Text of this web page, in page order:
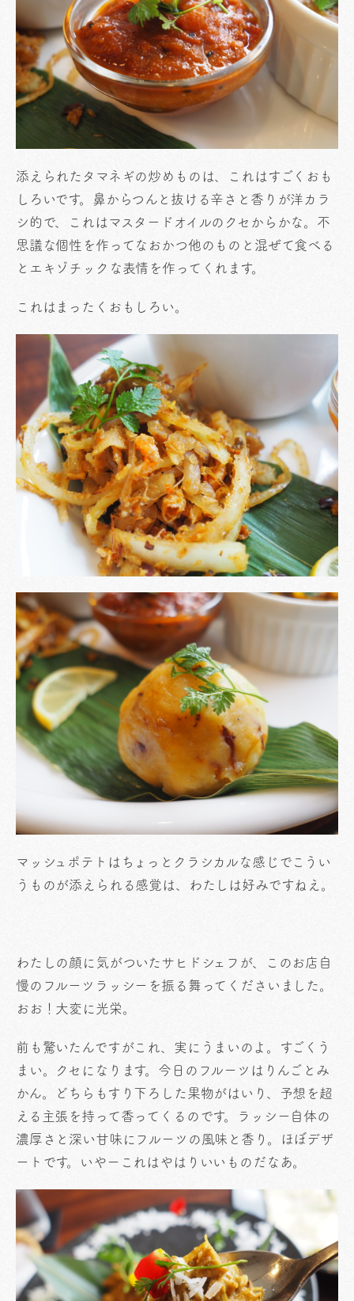
添えられたタマネギの炒めものは、これはすごくおも
しろいです。鼻からつんと抜ける辛さと香りが洋カラ
シ的で、これはマスタードオイルのクセからかな。不
思議な個性を作ってなおかつ他のものと混ぜて食べる
とエキゾチックな表情を作ってくれます。
これはまったくおもしろい。
マッシュポテトはちょっとクラシカルな感じでこうい
うものが添えられる感覚は、わたしは好みですねえ。
わたしの顔に気がついたサヒドシェフが、このお店自
慢のフルーツラッシーを振る舞ってくださいました。
おお！大変に光栄。
前も驚いたんですがこれ、実にうまいのよ。すごくう
まい。クセになります。今日のフルーツはりんごとみ
かん。どちらもすり下ろした果物がはいり、予想を超
える主張を持って香ってくるのです。ラッシー自体の
濃厚さと深い甘味にフルーツの風味と香り。ほぼデザ
ートです。いやーこれはやはりいいものだなあ。